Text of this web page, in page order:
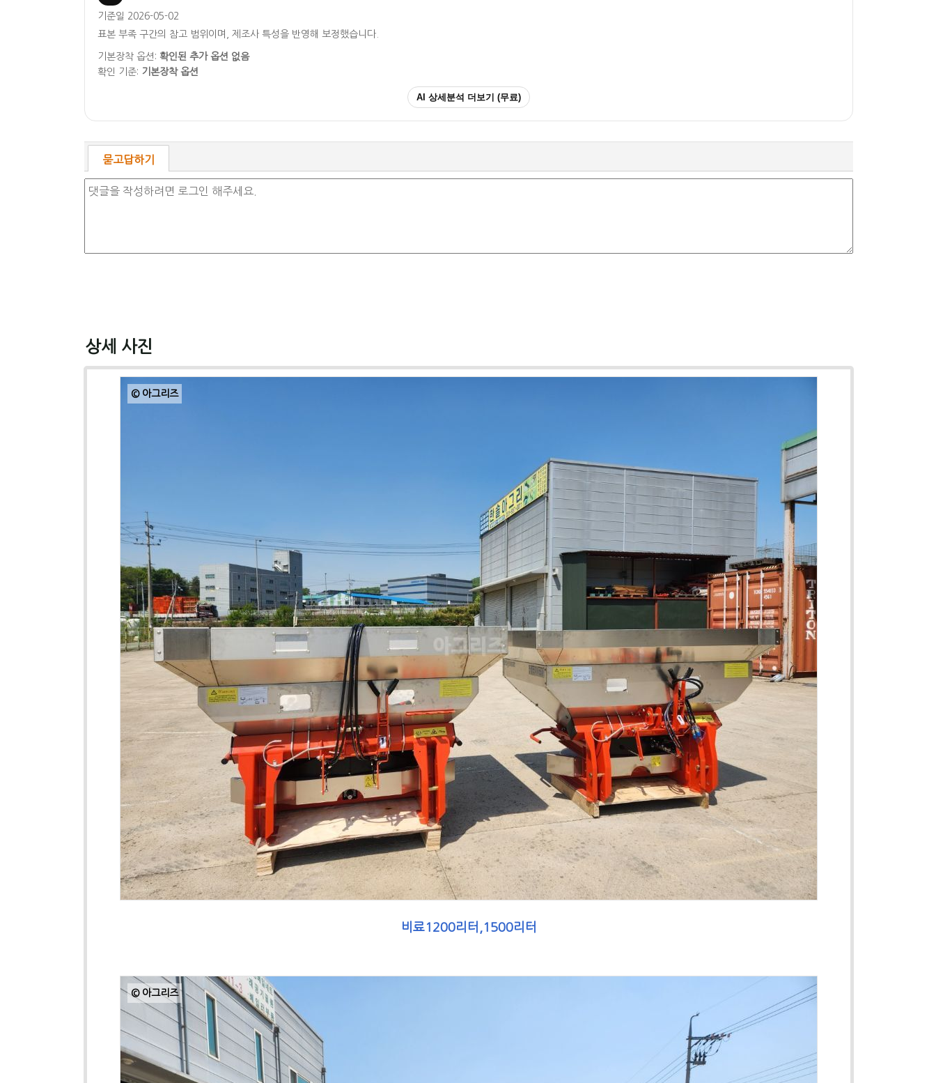
기준일 2026-05-02
표본 부족 구간의 참고 범위이며, 제조사 특성을 반영해 보정했습니다.
기본장착 옵션: 확인된 추가 옵션 없음
확인 기준: 기본장착 옵션
AI 상세분석 더보기 (무료)
묻고답하기
상세 사진
© 아그리즈
비료1200리터,1500리터
© 아그리즈